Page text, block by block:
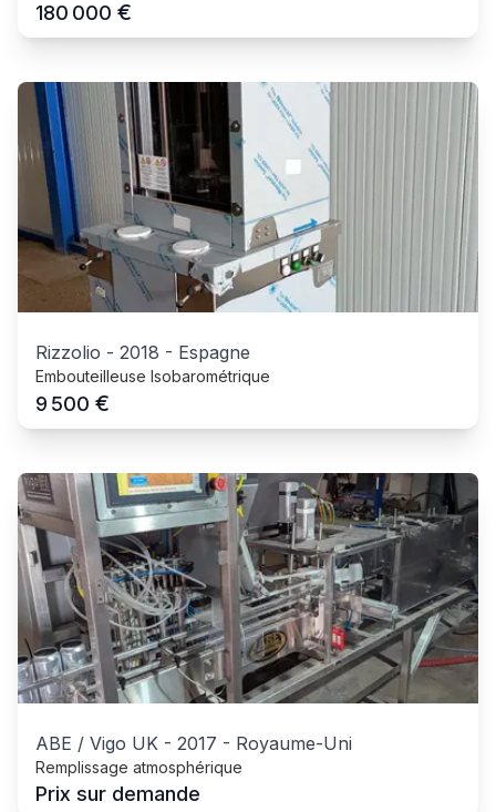
180 000 €
Rizzolio - 2018 - Espagne
Embouteilleuse Isobarométrique
9 500 €
ABE / Vigo UK - 2017 - Royaume-Uni
Remplissage atmosphérique
Prix sur demande